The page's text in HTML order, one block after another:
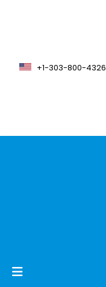
+1-303-800-4326